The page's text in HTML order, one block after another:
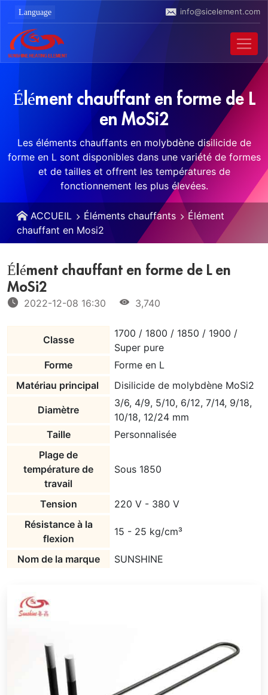
info@sicelement.com
Élément chauffant en forme de L
en MoSi2
Les éléments chauffants en molybdène disilicide de
forme en L sont disponibles dans une variété de formes
et de tailles et offrent les températures de
fonctionnement les plus élevées.
ACCUEIL Éléments chauffants
Élément
chauffant en Mosi2
Élément chauffant en forme de L en
MoSi2
2022-12-08 16:30 3,740
Classe
1700 / 1800 / 1850 / 1900 /
Super pure
Forme
Forme en L
Matériau principal
Disilicide de molybdène MoSi2
Diamètre
3/6, 4/9, 5/10, 6/12, 7/14, 9/18,
10/18, 12/24 mm
Taille
Personnalisée
Plage de
température de
travail
Sous 1850
Tension
220 V - 380 V
Résistance à la
flexion
15 - 25 kg/cm³
Nom de la marque SUNSHINE